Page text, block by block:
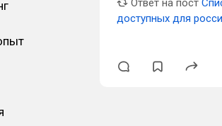
Ответ на пост
доступных для